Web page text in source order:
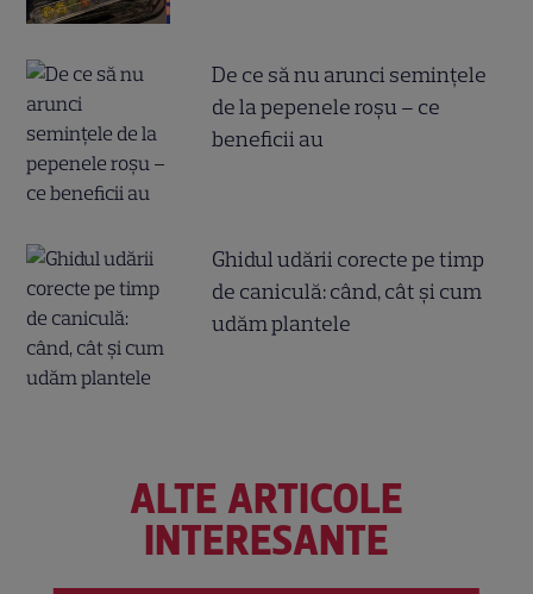
De ce să nu arunci semințele
de la pepenele roșu – ce
beneficii au
Ghidul udării corecte pe timp
de caniculă: când, cât şi cum
udăm plantele
ALTE ARTICOLE
INTERESANTE